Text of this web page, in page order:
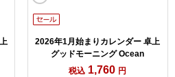
2026年1月始まりカレンダー 卓上
グッドモーニング Ocean
税込 1,760 円